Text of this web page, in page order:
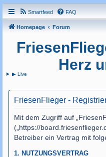
Smartfeed FAQ
Homepage Forum
Herz
▶ Live
FriesenFlieger -
Mit dem Zugriff auf
(„https://
Betreiber ein Vertrag mit
1. NUTZUNGSVERTRAG